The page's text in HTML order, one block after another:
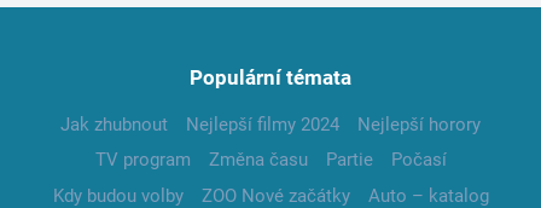
Populární témata
Jak zhubnout Nejlepší filmy 2024
Nejlepší horory
TV program
Změna času Partie
Počasí
Kdy budou volby
ZOO Nové začátky
Auto – katalog